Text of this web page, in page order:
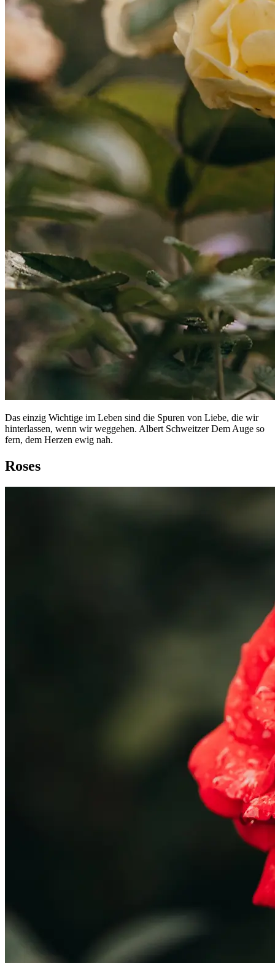
Das einzig Wichtige im Leben sind die Spuren von Liebe, die wir
hinterlassen, wenn wir weggehen. Albert Schweitzer Dem Auge so
fern, dem Herzen ewig nah.
Roses